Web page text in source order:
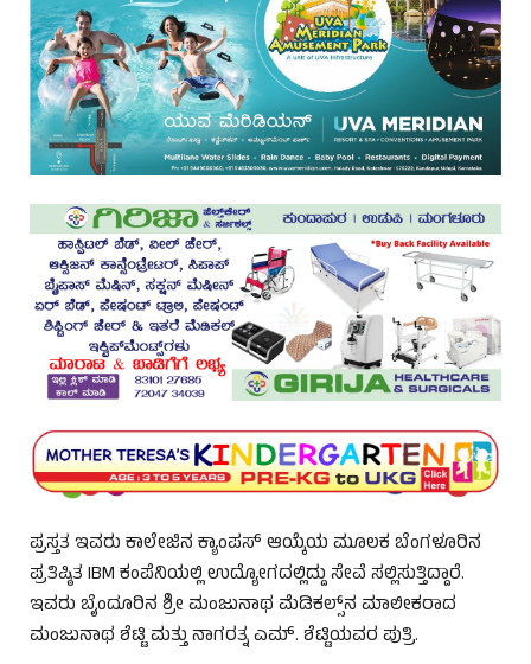
ಪ್ರಸ್ತತ ಇವರು ಕಾಲೇಜಿನ ಕ್ಯಾಂಪಸ್ ಆಯ್ಕೆಯ ಮೂಲಕ ಬೆಂಗಳೂರಿನ
ಪ್ರತಿಷ್ಠಿತ IBM ಕಂಪೆನಿಯಲ್ಲಿ ಉದ್ಯೋಗದಲ್ಲಿದ್ದು ಸೇವೆ ಸಲ್ಲಿಸುತ್ತಿದ್ದಾರೆ.
ಇವರು ಬೈಂದೂರಿನ ಶ್ರೀ ಮಂಜುನಾಥ ಮೆಡಿಕಲ್ಸ್‌ನ ಮಾಲೀಕರಾದ
ಮಂಜುನಾಥ ಶೆಟ್ಟಿ ಮತ್ತು ನಾಗರತ್ನ ಎಮ್. ಶೆಟ್ಟಿಯವರ ಪುತ್ರಿ.